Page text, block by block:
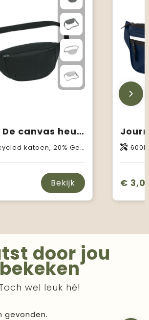
Hip Bag - De canvas heuptas
20% Gerecycled polyester
Bekijk
600D
€
door jou
bekeken
wel leuk hé!
gevonden.